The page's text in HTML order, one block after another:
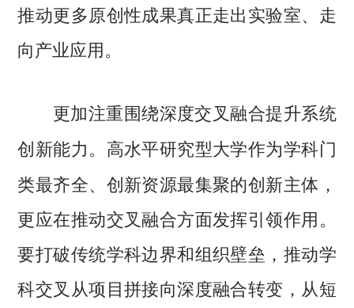
推动更多原创性成果真正走出实验室、走
向产业应用。
更加注重围绕深度交叉融合提升系统
创新能力。 高水平研究型大学作为学科门
类最齐全、创新资源最集聚的创新主体，
更应在推动交叉融合方面发挥引领作用。
要打破传统学科边界和组织壁垒，推动学
科交叉从项目拼接向深度融合转变，从短